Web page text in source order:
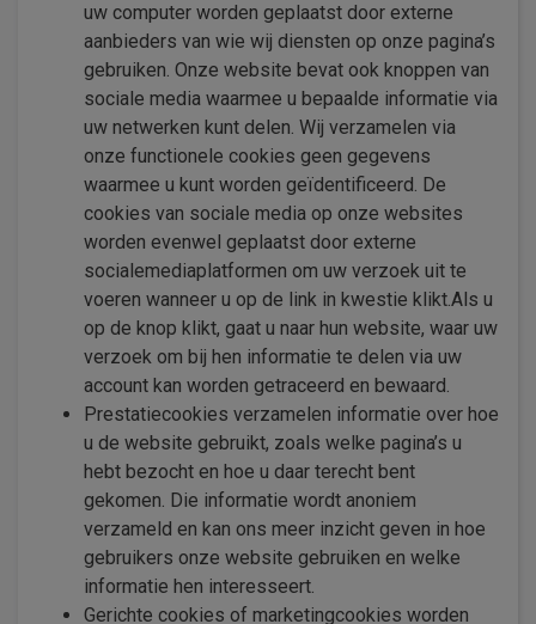
uw computer worden geplaatst door externe
aanbieders van wie wij diensten op onze pagina’s
gebruiken. Onze website bevat ook knoppen van
sociale media waarmee u bepaalde informatie via
uw netwerken kunt delen. Wij verzamelen via
onze functionele cookies geen gegevens
waarmee u kunt worden geïdentificeerd. De
cookies van sociale media op onze websites
worden evenwel geplaatst door externe
socialemediaplatformen om uw verzoek uit te
voeren wanneer u op de link in kwestie klikt.Als u
op de knop klikt, gaat u naar hun website, waar uw
verzoek om bij hen informatie te delen via uw
account kan worden getraceerd en bewaard.
Prestatiecookies verzamelen informatie over hoe
u de website gebruikt, zoals welke pagina’s u
hebt bezocht en hoe u daar terecht bent
gekomen. Die informatie wordt anoniem
verzameld en kan ons meer inzicht geven in hoe
gebruikers onze website gebruiken en welke
informatie hen interesseert.
Gerichte cookies of marketingcookies worden